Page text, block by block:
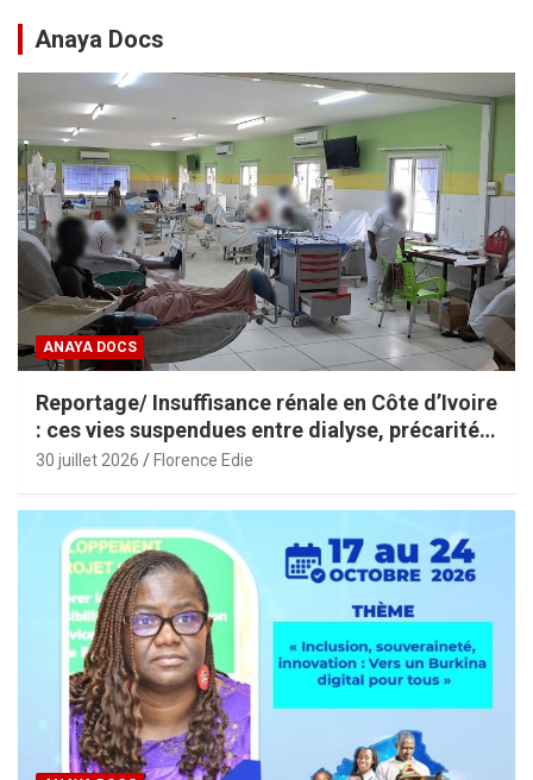
Anaya Docs
ANAYA DOCS
Reportage/ Insuffisance rénale en Côte d’Ivoire
: ces vies suspendues entre dialyse, précarité
et espoir
30 juillet 2026 Florence Edie